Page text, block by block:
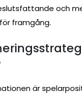
och
framgång.
är